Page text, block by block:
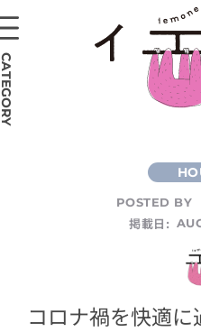
POSTED BY
掲載日:
コロナ禍を快適に